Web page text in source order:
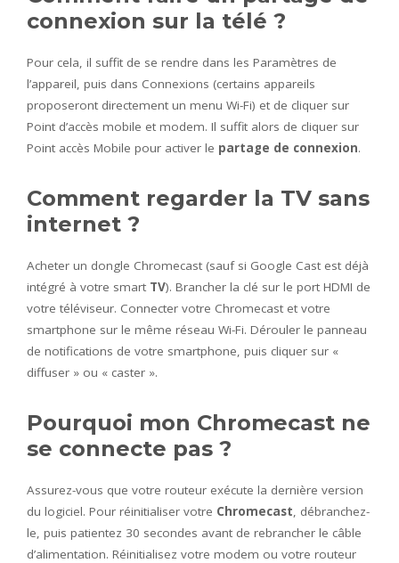
connexion sur la télé ?
Pour cela, il suffit de se rendre dans les Paramètres de
l’appareil, puis dans Connexions (certains appareils
proposeront directement un menu Wi-Fi) et de cliquer sur
Point d’accès mobile et modem. Il suffit alors de cliquer sur
Point accès Mobile pour activer le partage de connexion.
Comment regarder la TV sans
internet ?
Acheter un dongle Chromecast (sauf si Google Cast est déjà
intégré à votre smart TV). Brancher la clé sur le port HDMI de
votre téléviseur. Connecter votre Chromecast et votre
smartphone sur le même réseau Wi-Fi. Dérouler le panneau
de notifications de votre smartphone, puis cliquer sur «
diffuser » ou « caster ».
Pourquoi mon Chromecast ne
se connecte pas ?
Assurez-vous que votre routeur exécute la dernière version
du logiciel. Pour réinitialiser votre Chromecast, débranchez-
le, puis patientez 30 secondes avant de rebrancher le câble
d’alimentation. Réinitialisez votre modem ou votre routeur